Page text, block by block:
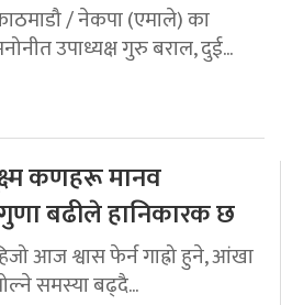
/ नेकपा (एमाले) का
उपाध्यक्ष गुरु बराल, दुई...
कणहरू मानव
बढीले हानिकारक छ
आज श्वास फेर्न गाह्रो हुने, आंखा
समस्या बढ्दै...